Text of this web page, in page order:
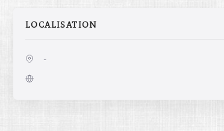
LOCALISATION
-